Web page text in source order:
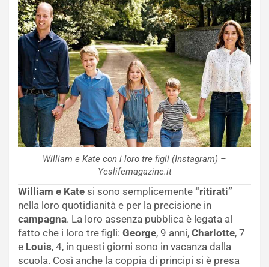
William e Kate con i loro tre figli (Instagram) –
Yeslifemagazine.it
William e Kate si sono semplicemente “ritirati”
nella loro quotidianità e per la precisione in
campagna. La loro assenza pubblica è legata al
fatto che i loro tre figli: George, 9 anni, Charlotte, 7
e Louis, 4, in questi giorni sono in vacanza dalla
scuola. Così anche la coppia di principi si è presa